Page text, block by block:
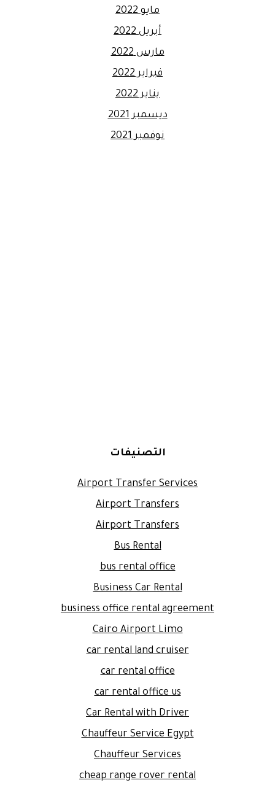
مايو 2022
أبريل 2022
مارس 2022
فبراير 2022
يناير 2022
ديسمبر 2021
نوفمبر 2021
التصنيفات
Airport Transfer Services
Airport Transfers
Airport Transfers
Bus Rental
bus rental office
Business Car Rental
business office rental agreement
Cairo Airport Limo
car rental land cruiser
car rental office
car rental office us
Car Rental with Driver
Chauffeur Service Egypt
Chauffeur Services
cheap range rover rental